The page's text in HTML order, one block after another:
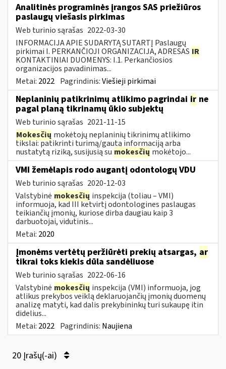
Analitinės programinės įrangos SAS priežiūros
paslaugų viešasis pirkimas
Web turinio sąrašas 2022-03-30
INFORMACIJA APIE SUDARYTĄ SUTARTĮ Paslaugų
pirkimai I. PERKANČIOJI ORGANIZACIJA, ADRESAS IR
KONTAKTINIAI DUOMENYS: I.1. Perkančiosios
organizacijos pavadinimas...
Metai: 2022 Pagrindinis:Viešieji pirkimai
Neplaninių patikrinimų atlikimo pagrindai ir ne
pagal planą tikrinamų ūkio subjektų
Web turinio sąrašas 2021-11-15
Mokesčių mokėtojų neplaninių tikrinimų atlikimo
tikslai: patikrinti turimą/gautą informaciją arba
nustatytą riziką, susijusią su mokesčių mokėtojo...
VMI žemėlapis rodo augantį odontologų VDU
Web turinio sąrašas 2020-12-03
Valstybinė mokesčių inspekcija (toliau – VMI)
informuoja, kad III ketvirtį odontologines paslaugas
teikiančių įmonių, kuriose dirba daugiau kaip 3
darbuotojai, vidutinis...
Metai: 2020
Įmonėms vertėtų peržiūrėti prekių atsargas, ar
tikrai toks kiekis dūla sandėliuose
Web turinio sąrašas 2022-06-16
Valstybinė mokesčių inspekcija (VMI) informuoja, jog
atlikus prekybos veiklą deklaruojančių įmonių duomenų
analizę matyti, kad dalis prekybininkų turi sukaupę itin
didelius...
Metai: 2022 Pagrindinis: Naujiena
20 Įrašų(-ai)